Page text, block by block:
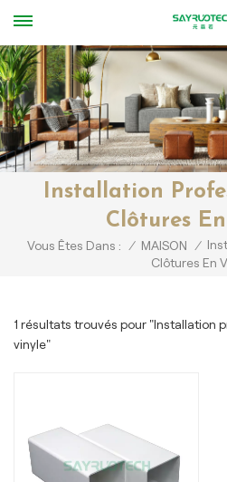
Installation
Clôtures
Vous Êtes Dans : / MAISON /
Clôtures En
1 résultats trouvés pour "Installation
vinyle"